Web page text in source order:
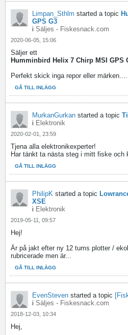
Limpan_Sthlm started a topic
GPS G3
i Säljes - Fiskesnack.com
2020-06-05, 15:06
Säljer ett
Humminbird Helix 7 Chirp MSI GPS
Perfekt skick inga repor eller märken....
GÅ TILL INLÄGG
MurkanGurkan started a topic
i Elektronik
2020-02-01, 23:59
Tjena alla elektronikexperter!
Har tänkt ta nästa steg i mitt fiske och
GÅ TILL INLÄGG
PhilipK started a topic
XSE
i Elektronik
2019-05-11, 09:57
Hej!
Är på jakt efter ny 12 tums plotter /
rubricerade men är...
GÅ TILL INLÄGG
EvenSteven started a topic
i Säljes - Fiskesnack.com
2018-12-03, 10:34
Hej,